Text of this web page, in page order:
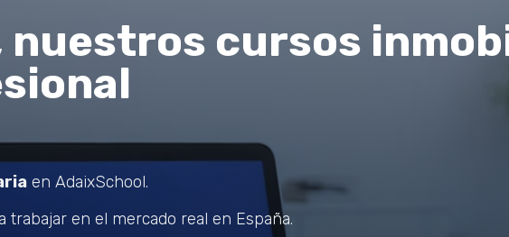
nuestros cursos
en AdaixSchool.
trabajar en el mercado real en España.